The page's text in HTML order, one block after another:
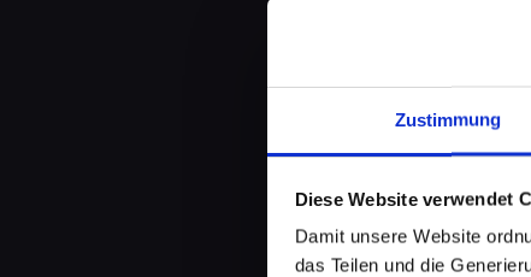
Zustimmung
Diese Website verwendet
Damit unsere Website
das Teilen und die
Gewinner dazu
→Platz